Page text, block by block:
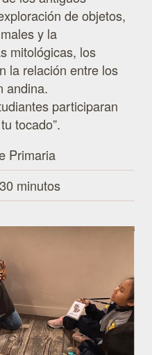
de objetos,
y la
mitológicas, los
la relación entre los
andina.
participaran
tocado”.
Primaria
minutos